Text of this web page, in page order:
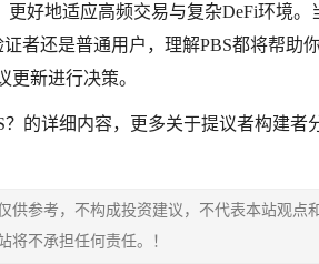
好地适应高频交易与复杂DeFi环境
者还是普通用户，理解PBS都将帮助
新进行决策。
的详细内容，更多关于提议者构建者
供参考，不构成投资建议，不代表本站观点
将不承担任何责任。！